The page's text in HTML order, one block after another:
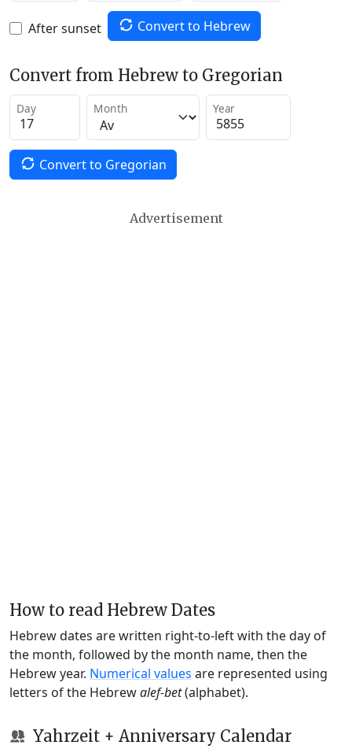
After sunset Convert to Hebrew
Convert from Hebrew to Gregorian
Day Month Year
Convert to Gregorian
Advertisement
How to read Hebrew Dates
Hebrew dates are written right-to-left with the day of
the month, followed by the month name, then the
Hebrew year. Numerical values are represented using
letters of the Hebrewalef-bet(alphabet).
Yahrzeit + Anniversary Calendar